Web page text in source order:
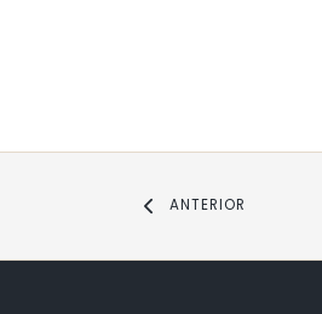
ANTERIOR